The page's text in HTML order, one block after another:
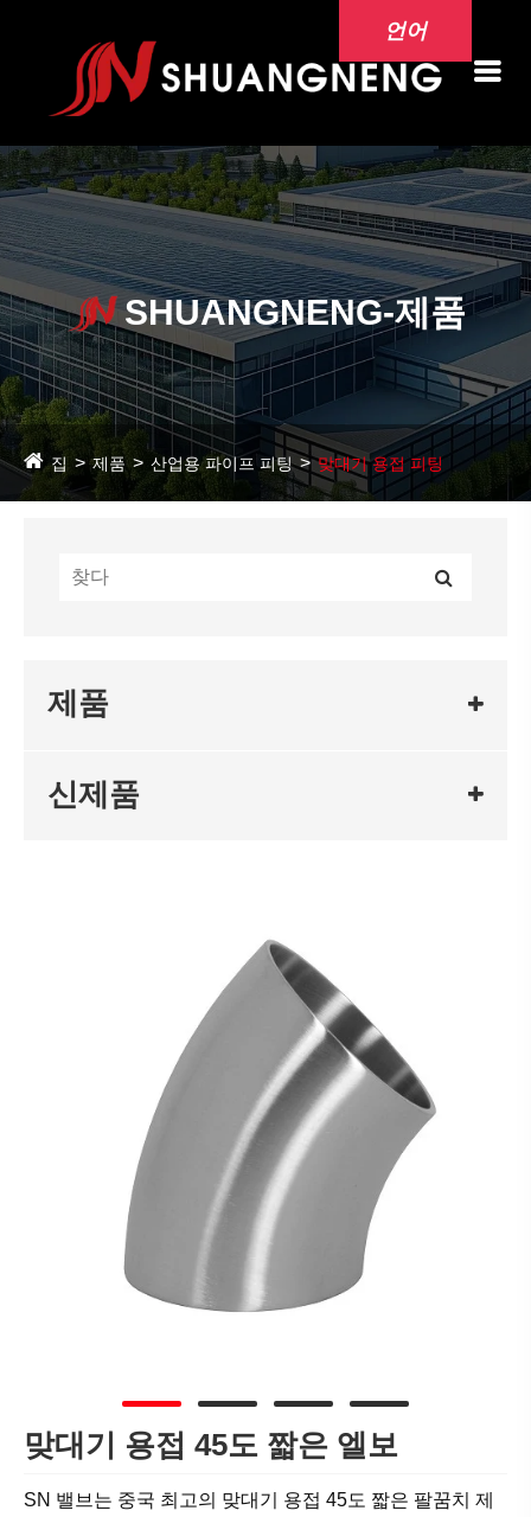
언어
SHUANGNENG-제품
집 제품 산업용 파이프 피팅 맞대기 용접 피팅
제품
신제품
맞대기 용접 45도 짧은 엘보
SN 밸브는 중국 최고의 맞대기 용접 45도 짧은 팔꿈치 제